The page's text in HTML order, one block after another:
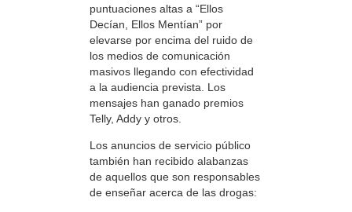
puntuaciones altas a “Ellos
Decían, Ellos Mentían” por
elevarse por encima del ruido de
los medios de comunicación
masivos llegando con efectividad
a la audiencia prevista. Los
mensajes han ganado premios
Telly, Addy y otros.
Los anuncios de servicio público
también han recibido alabanzas
de aquellos que son responsables
de enseñar acerca de las drogas: